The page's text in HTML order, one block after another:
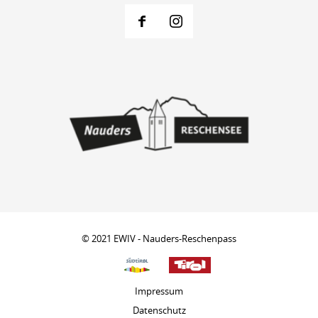
© 2021 EWIV - Nauders-Reschenpass
Impressum
Datenschutz